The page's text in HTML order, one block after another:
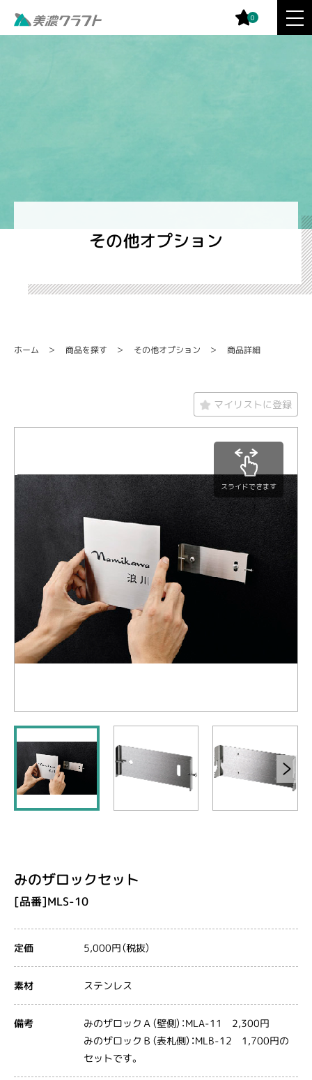
0
その他オプション
ホーム 商品を探す その他オプション 商品詳細
マイリストに登録
スライドできます
みのザロックセット
[品番]MLS-10
定価 5,000円（税抜）
素材 ステンレス
備考 みのザロックＡ（壁側）：MLA-11 2,300円
みのザロックＢ（表札側）：MLB-12 1,700円の
セットです。